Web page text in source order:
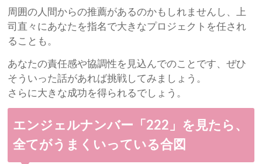
周囲の人間からの推薦があるのかもしれませんし、上
司直々にあなたを指名で大きなプロジェクトを任され
ることも。
あなたの責任感や協調性を見込んでのことです、ぜひ
そういった話があれば挑戦してみましょう。
さらに大きな成功を得られるでしょう。
エンジェルナンバー「222」を見たら、
全てがうまくいっている合図